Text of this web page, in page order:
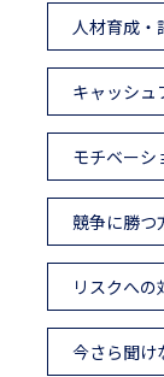
人材育成・
キャッシュ
モチベーシ
競争に勝つ
リスクへの
今さら聞け